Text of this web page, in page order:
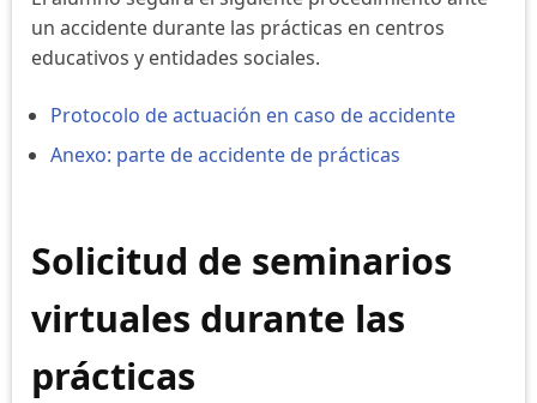
un accidente durante las prácticas en centros
educativos y entidades sociales.
Protocolo de actuación en caso de accidente
Anexo: parte de accidente de prácticas
Solicitud de seminarios
virtuales durante las
prácticas